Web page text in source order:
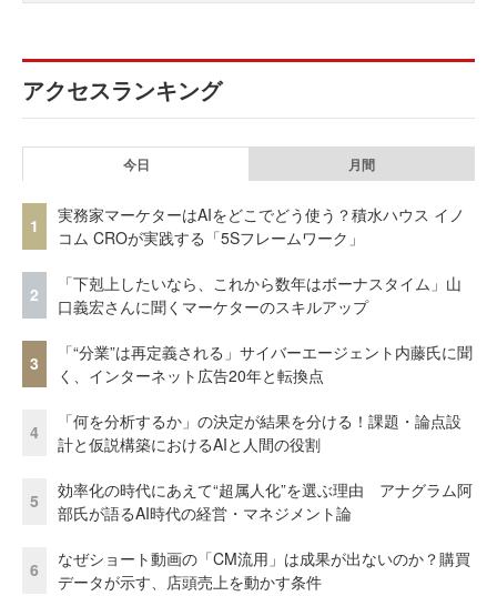
アクセスランキング
今日 月間
1
実務家マーケターはAIをどこでどう使う？積水ハウス イノ
コム CROが実践する「5Sフレームワーク」
2
「下剋上したいなら、これから数年はボーナスタイム」山
口義宏さんに聞くマーケターのスキルアップ
3
「“分業”は再定義される」サイバーエージェント内藤氏に聞
く、インターネット広告20年と転換点
4
「何を分析するか」の決定が結果を分ける！課題・論点設
計と仮説構築におけるAIと人間の役割
5
効率化の時代にあえて“超属人化”を選ぶ理由 アナグラム阿
部氏が語るAI時代の経営・マネジメント論
6
なぜショート動画の「CM流用」は成果が出ないのか？購買
データが示す、店頭売上を動かす条件